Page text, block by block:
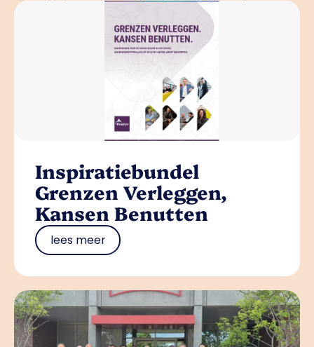
Inspiratiebundel
Grenzen Verleggen,
Kansen Benutten
lees meer